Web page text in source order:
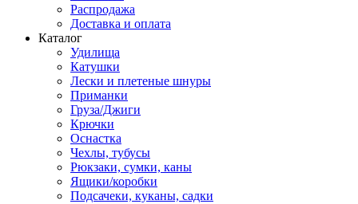
Распродажа
Доставка и оплата
Каталог
Удилища
Катушки
Лески и плетеные шнуры
Приманки
Груза/Джиги
Крючки
Оснастка
Чехлы, тубусы
Рюкзаки, сумки, каны
Ящики/коробки
Подсачеки, куканы, садки